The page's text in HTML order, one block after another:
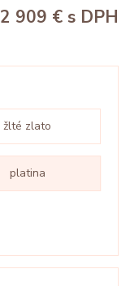
2 909 € s DPH
žlté zlato
platina